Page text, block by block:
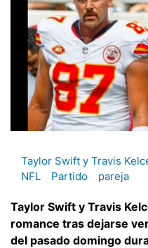
Taylor Swift y Travis
NFL
Partido pareja
Taylor Swift y Travis
romance tras dejarse
del pasado domingo